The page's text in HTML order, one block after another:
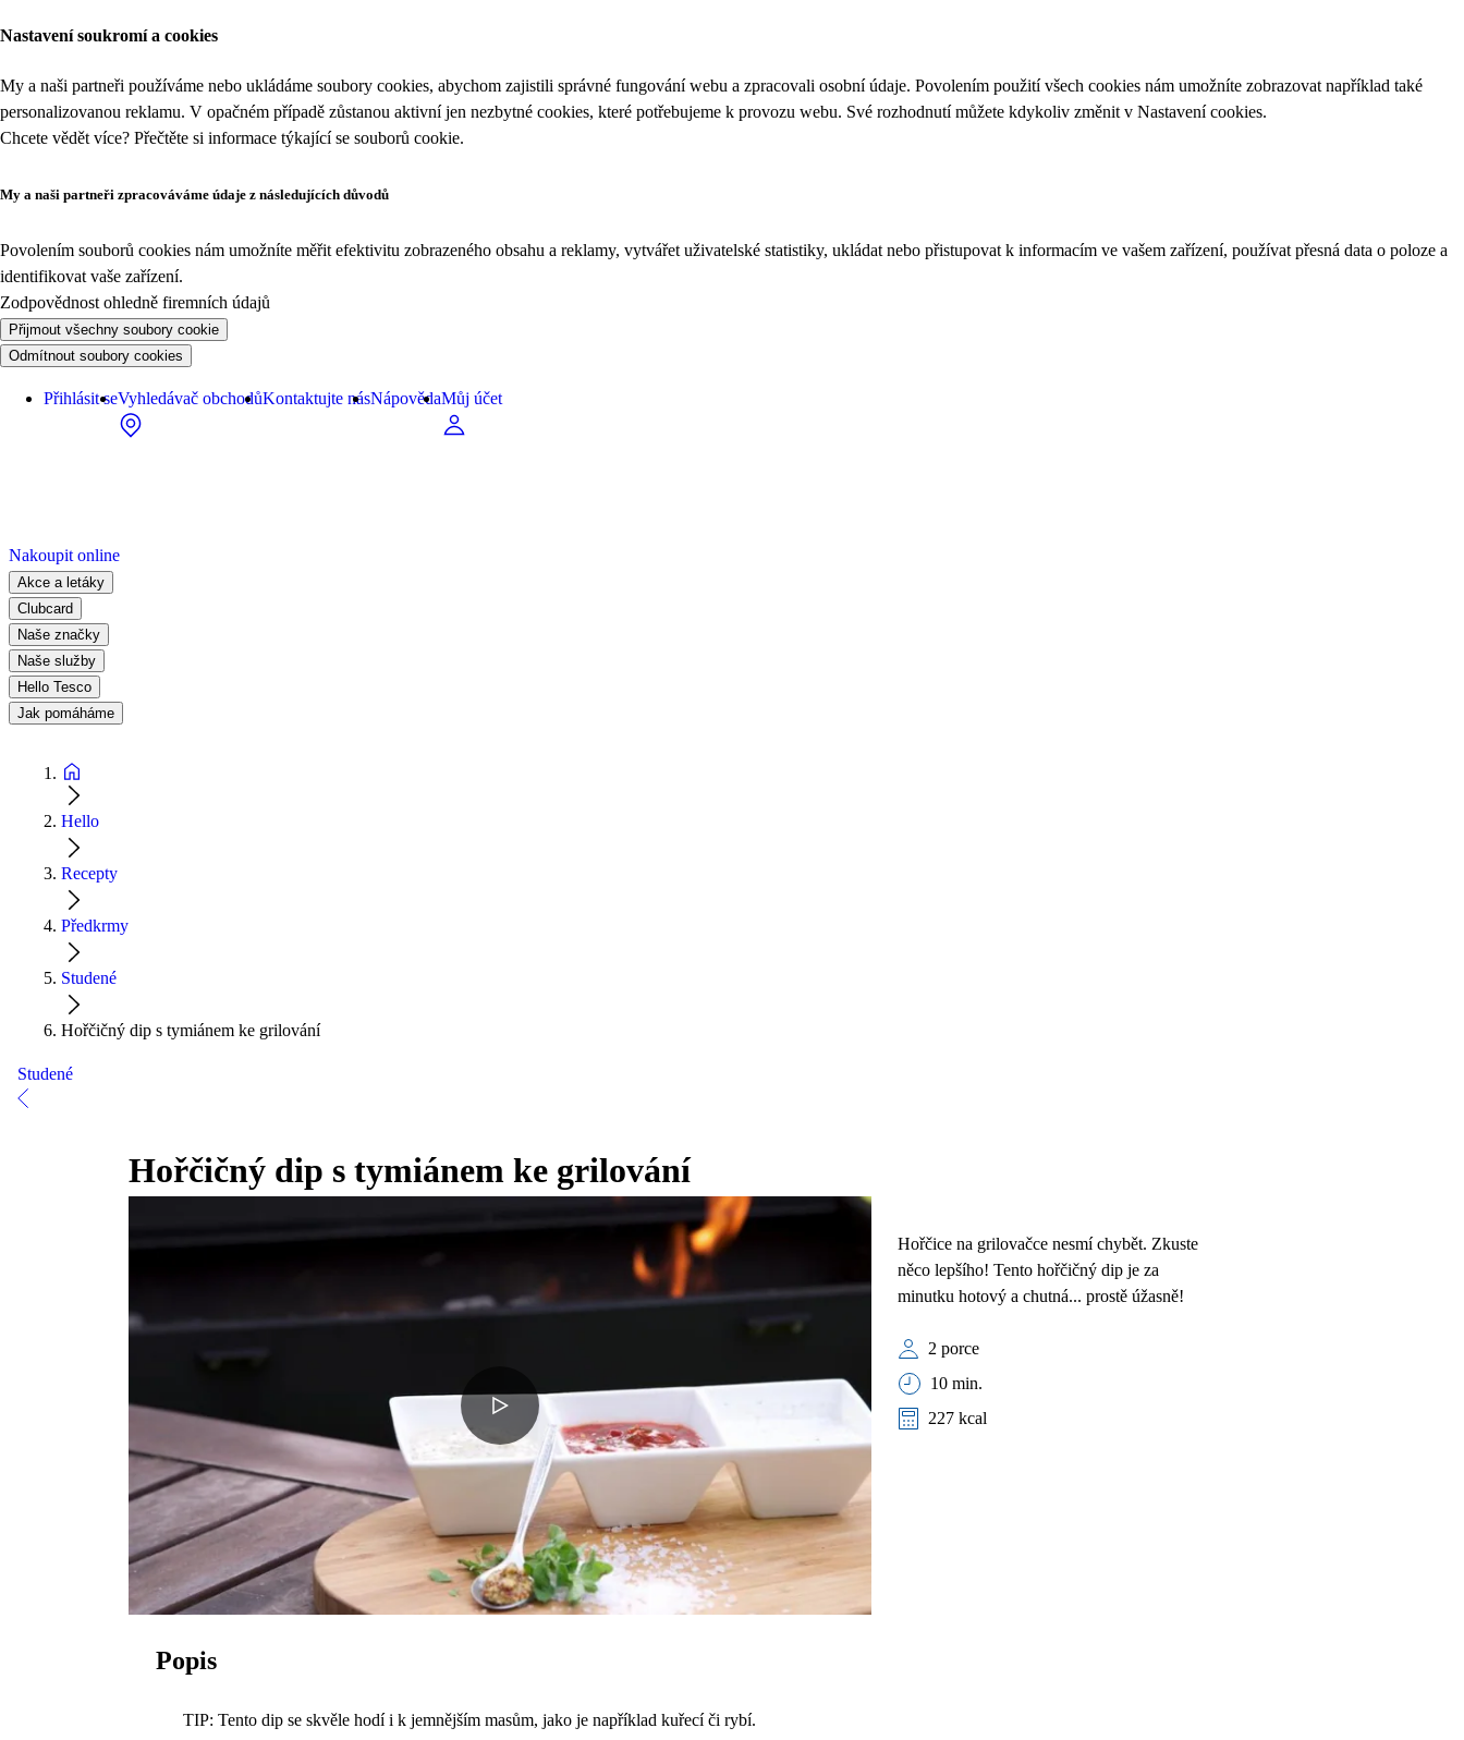
Nastavení soukromí a cookies
My a naši partneři používáme nebo ukládáme soubory cookies, abychom zajistili správné fungování webu a zpracovali osobní údaje. Povolením použití všech cookies nám umožníte zobrazovat například také
personalizovanou reklamu. V opačném případě zůstanou aktivní jen nezbytné cookies, které potřebujeme k provozu webu. Své rozhodnutí můžete kdykoliv změnit v Nastavení cookies.
Chcete vědět více? Přečtěte si informace týkající se souborů cookie.
My a naši partneři zpracováváme údaje z následujících důvodů
Povolením souborů cookies nám umožníte měřit efektivitu zobrazeného obsahu a reklamy, vytvářet uživatelské statistiky, ukládat nebo přistupovat k informacím ve vašem zařízení, používat přesná data o poloze a
identifikovat vaše zařízení.
Zodpovědnost ohledně firemních údajů
Přijmout všechny soubory cookie
Odmítnout soubory cookies
Přihlásit seVyhledávač obchodůKontaktujte násNápovědaMůj účet
Nakoupit online
Akce a letáky
Clubcard
Naše značky
Naše služby
Hello Tesco
Jak pomáháme
Hello
Recepty
Předkrmy
Studené
Hořčičný dip s tymiánem ke grilování
Studené
Hořčičný dip s tymiánem ke grilování
Hořčice na grilovačce nesmí chybět. Zkuste
něco lepšího! Tento hořčičný dip je za
minutku hotový a chutná... prostě úžasně!
2 porce
10 min.
227 kcal
Popis
TIP: Tento dip se skvěle hodí i k jemnějším masům, jako je například kuřecí či rybí.